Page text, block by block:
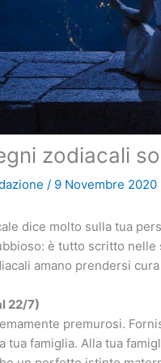
zodiacali
/ 9 Novembre 2020
dice molto sulla tua
è tutto scritto
amano prendersi
22/7)
premurosi.
tua famiglia. Alla tua